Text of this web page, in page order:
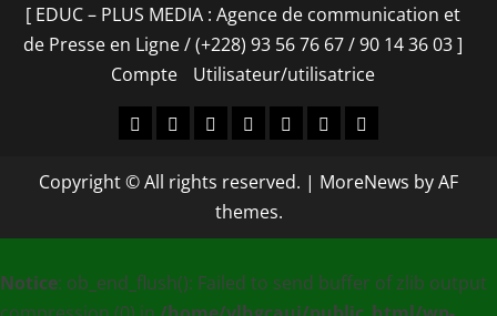
[ EDUC – PLUS MEDIA : Agence de communication et
de Presse en Ligne / (+228) 93 56 76 67 / 90 14 36 03 ]
Compte
Utilisateur/utilisatrice
Accueil
À
Nos
Contact
[
–
PLUS
:
CompteUtilisateur/
Copyright © All rights reserved. | MoreNews by AF
themes.
Notice: ob_end_flush(): Failed to send buffer of zlib output